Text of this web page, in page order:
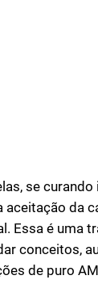
se
da
Essa é uma
conceitos,
de puro